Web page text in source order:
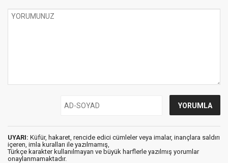
UYARI: Küfür, hakaret, rencide edici cümleler veya imalar, inançlara saldırı
içeren, imla kuralları ile yazılmamış,
Türkçe karakter kullanılmayan ve büyük harflerle yazılmış yorumlar
onaylanmamaktadır.